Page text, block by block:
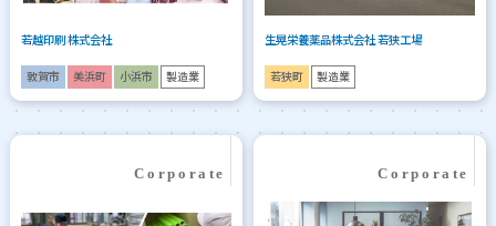
若越印刷 株式会社
敦賀市 美浜町 小浜市 製造業
生晃栄養薬品株式会社 若狭工場
若狭町 製造業